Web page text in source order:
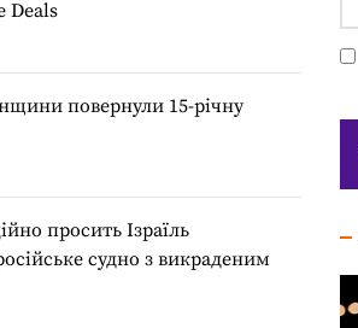
Deals
повернули 15-річну
просить Ізраїль
судно з викраденим